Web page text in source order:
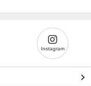
Instagram